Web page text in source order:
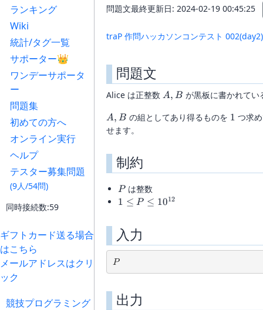
ランキング
Wiki
統計/タグ一覧
サポーター👑
ワンデーサポータ
ー
問題集
初めての方へ
オンライン実行
ヘルプ
テスター募集問題
(9人/54問)
同時接続数:59
ギフトカード送る場合
はこちら
メールアドレスはクリ
ック
競技プログラミング
問題文最終更新日: 2024-02-19 00:45:25
traP 作問ハッカソンコンテスト 002(day2)
問題文
Alice は正整数 A,B
A, B が黒板に書かれて
A,B
A, B の組としてあり得るものを 1
1 つ求
せます。
制約
P
P は整数
1\le
1 ≤ P ≤ 1012
入力
P
P
出力